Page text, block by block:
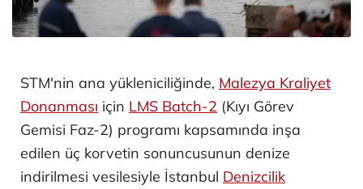
STM'nin ana yükleniciliğinde, Malezya Kraliyet
Donanması için LMS Batch-2 (Kıyı Görev
Gemisi Faz-2) programı kapsamında inşa
edilen üç korvetin sonuncusunun denize
indirilmesi vesilesiyle İstanbul Denizcilik